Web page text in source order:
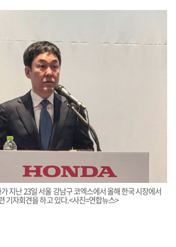
지난 23일 서울 강남구 코엑스에서 올해 한국 시장에서
기자회견을 하고 있다.<사진=연합뉴스>